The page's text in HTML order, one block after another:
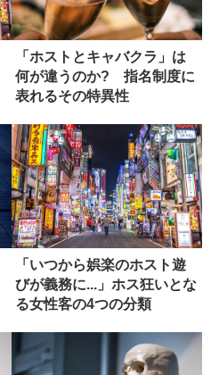
「ホストとキャバクラ」は
何が違うのか? 指名制度に
表れるその特異性
「いつから娯楽のホスト遊
びが義務に...」ホス狂いとな
る女性客の4つの分類